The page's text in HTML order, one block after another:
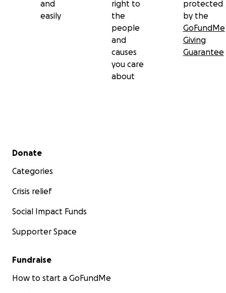
and
easily
right to
the
people
and
causes
you care
about
protected
by the
GoFundMe
Giving
Guarantee
Secondary menu
Donate
Categories
Crisis relief
Social Impact Funds
Supporter Space
Fundraise
How to start a GoFundMe